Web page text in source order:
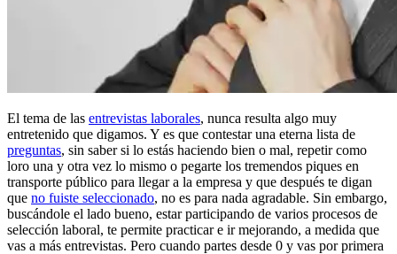
El tema de las entrevistas laborales, nunca resulta algo muy
entretenido que digamos. Y es que contestar una eterna lista de
preguntas, sin saber si lo estás haciendo bien o mal, repetir como
loro una y otra vez lo mismo o pegarte los tremendos piques en
transporte público para llegar a la empresa y que después te digan
que no fuiste seleccionado, no es para nada agradable. Sin embargo,
buscándole el lado bueno, estar participando de varios procesos de
selección laboral, te permite practicar e ir mejorando, a medida que
vas a más entrevistas. Pero cuando partes desde 0 y vas por primera